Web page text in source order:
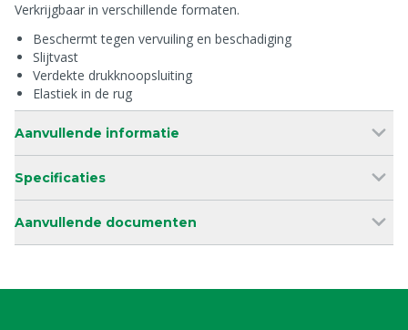
Verkrijgbaar in verschillende formaten.
Beschermt tegen vervuiling en beschadiging
Slijtvast
Verdekte drukknoopsluiting
Elastiek in de rug
Aanvullende informatie
Specificaties
Aanvullende documenten